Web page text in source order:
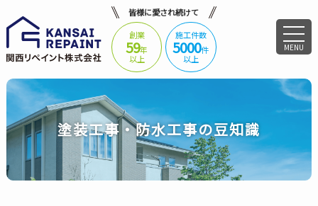
皆様に愛され続けて
創業
59年
以上
施工件数
5000件
以上
MENU
塗装工事・防水工事の豆知識